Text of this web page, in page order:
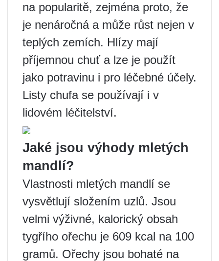
na popularitě, zejména proto, že
je nenáročná a může růst nejen v
teplých zemích. Hlízy mají
příjemnou chuť a lze je použít
jako potravinu i pro léčebné účely.
Listy chufa se používají i v
lidovém léčitelství.
Jaké jsou výhody mletých
mandlí?
Vlastnosti mletých mandlí se
vysvětlují složením uzlů. Jsou
velmi výživné, kalorický obsah
tygřího ořechu je 609 kcal na 100
gramů. Ořechy jsou bohaté na